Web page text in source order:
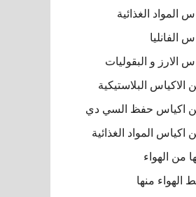
المواد الغذائية
الفانليا
الارز و البقوليات
البلاستيكية
من اكياس حفظ السي دي
المواد الغذائية
من الهواء
الهواء منها